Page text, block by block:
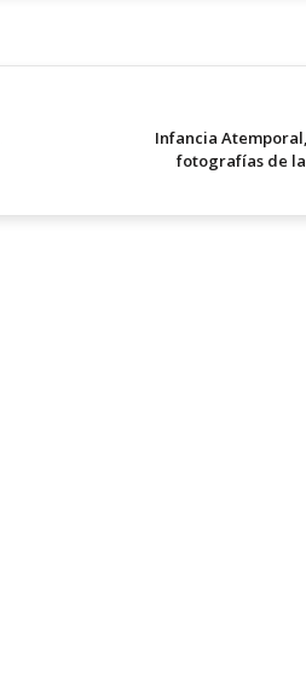
Infancia
fotografías de